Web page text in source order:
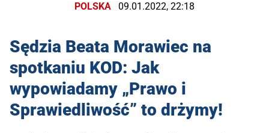
POLSKA 09.01.2022, 22:18
Sędzia Beata Morawiec na
spotkaniu KOD: Jak
wypowiadamy „Prawo i
Sprawiedliwość” to drżymy!